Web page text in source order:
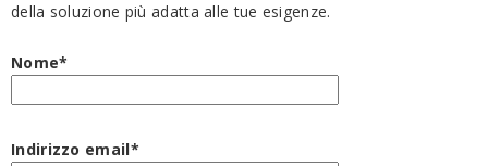
della soluzione più adatta alle tue esigenze.
Nome*
Indirizzo email*